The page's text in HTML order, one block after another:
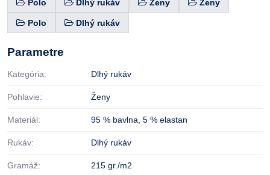
Polo Dlhý rukáv Ženy Ženy
Polo Dlhý rukáv
Parametre
Kategória: Dlhý rukáv
Pohlavie: Ženy
Materiál: 95 % bavlna 5 % elastan
Rukáv: Dlhý rukáv
Gramáž: 215 gr./m2